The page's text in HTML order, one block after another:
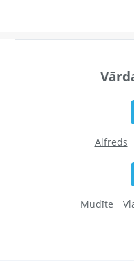
Alfrēds
Mudīte